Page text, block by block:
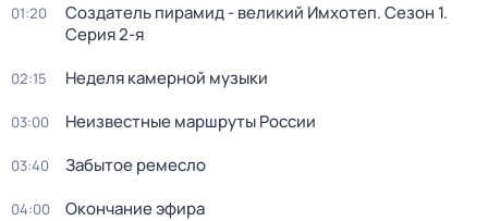
01:20 Создатель пирамид - великий Имхотеп. Сезон 1.
Серия 2-я
02:15 Неделя камерной музыки
03:00 Неизвестные маршруты России
03:40 Забытое ремесло
04:00 Окончание эфира